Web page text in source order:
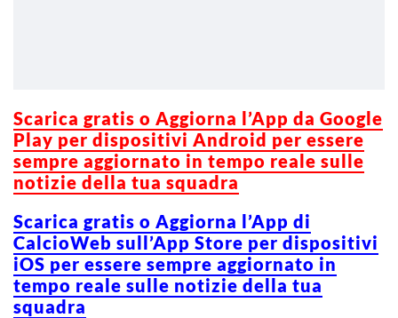
Scarica gratis o Aggiorna l’App da Google
Play per dispositivi Android per essere
sempre aggiornato in tempo reale sulle
notizie della tua squadra
Scarica gratis o Aggiorna l’App di
CalcioWeb sull’App Store per dispositivi
iOS per essere sempre aggiornato in
tempo reale sulle notizie della tua
squadra